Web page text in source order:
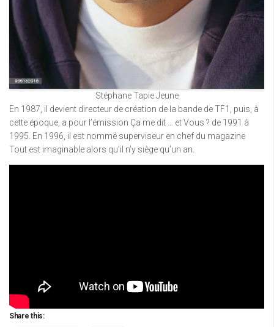
Stéphane Tapie Jeune
En 1987, il devient directeur de création de la bande de TF1, puis, à
cette époque, a pour l’émission Ça me dit … et Vous ? de 1991 à
1995. En 1996, il est nommé superviseur en chef du magazine
Tout est imaginable alors qu’il n’y siège qu’un an.
Share this: